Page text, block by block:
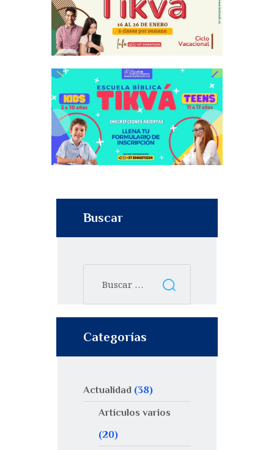
Buscar
Categorías
Actualidad (38)
Artículos varios
(20)